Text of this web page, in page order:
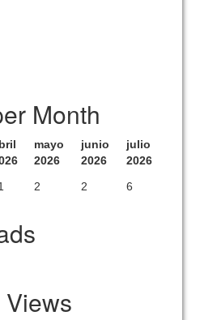
Month
mayo
2026
junio
2026
julio
2026
2 2 6